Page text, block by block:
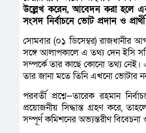
উল্লেখ করেন, আবেদন করা হলে
সংসদ নির্বাচনে ভোট প্রদান ও
সোমবার (০১ ডিসেম্বর) রাজধানীর
সঙ্গে আলাপকালে এ তথ্য দেন ইসি
সম্পর্কে তার কাছে কোনো তথ্য নেই।
তার জানা মতে তিনি এখনো ভোটার
পরবর্তী প্রশ্নে—তারেক রহমান
প্রয়োজনীয় সিদ্ধান্ত গ্রহণ করে,
সম্পূর্ণ কমিশনের অভ্যন্তরীণ